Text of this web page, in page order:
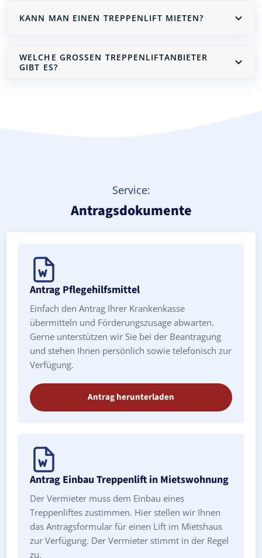
KANN MAN EINEN TREPPENLIFT MIETEN?
WELCHE GROSSEN TREPPENLIFTANBIETER G
IBT ES?
Service:
Antragsdokumente
Antrag Pflegehilfsmittel
Einfach den Antrag Ihrer Krankenkasse
übermitteln und Förderungszusage abwarten.
Gerne unterstützen wir Sie bei der Beantragung
und stehen Ihnen persönlich sowie telefonisch zur
Verfügung.
Antrag herunterladen
Antrag Einbau Treppenlift in Mietswohnung
Der Vermieter muss dem Einbau eines
Treppenliftes zustimmen. Hier stellen wir Ihnen
das Antragsformular für einen Lift im Mietshaus
zur Verfügung. Der Vermieter stimmt in der Regel
zu.